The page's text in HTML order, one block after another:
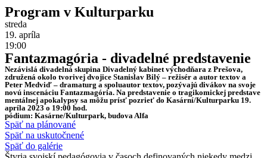
Program v Kulturparku
streda
19. apríla
19:00
Fantazmagória - divadelné predstavenie
Nezávislá divadelná skupina Divadelný kabinet východňara z Prešova,
združená okolo tvorivej dvojice Stanislav Bilý – režisér a autor textov a
Peter Medviď – dramaturg a spoluautor textov, pozývajú divákov na svoje
novú inscenáciu Fantazmagória. Na predstavenie o tragikomickej predstave
mentálnej apokalypsy sa môžu prísť pozrieť do Kasární/Kulturparku 19.
apríla 2023 o 19:00 hod.
pódium: Kasárne/Kulturpark, budova Alfa
Späť na plánované
Späť na uskutočnené
Späť do galérie